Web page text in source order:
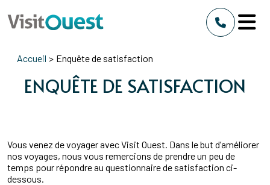
Accueil > Enquête de satisfaction
ENQUÊTE DE SATISFACTION
Vous venez de voyager avec Visit Ouest. Dans le but d’améliorer
nos voyages, nous vous remercions de prendre un peu de
temps pour répondre au questionnaire de satisfaction ci-
dessous.